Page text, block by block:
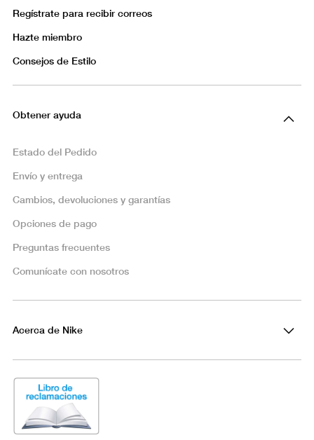
Regístrate para recibir correos
Hazte miembro
Consejos de Estilo
Obtener ayuda
Estado del Pedido
Envío y entrega
Cambios, devoluciones y garantías
Opciones de pago
Preguntas frecuentes
Comunícate con nosotros
Acerca de Nike